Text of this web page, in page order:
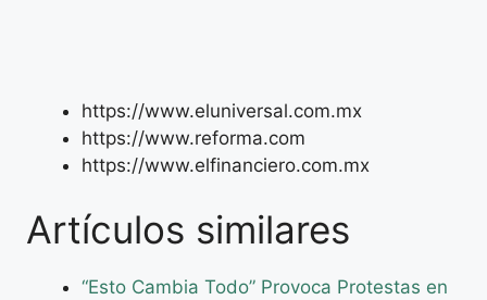
https://www.eluniversal.com.mx
https://www.reforma.com
https://www.elfinanciero.com.mx
Artículos similares
“Esto Cambia Todo” Provoca Protestas en